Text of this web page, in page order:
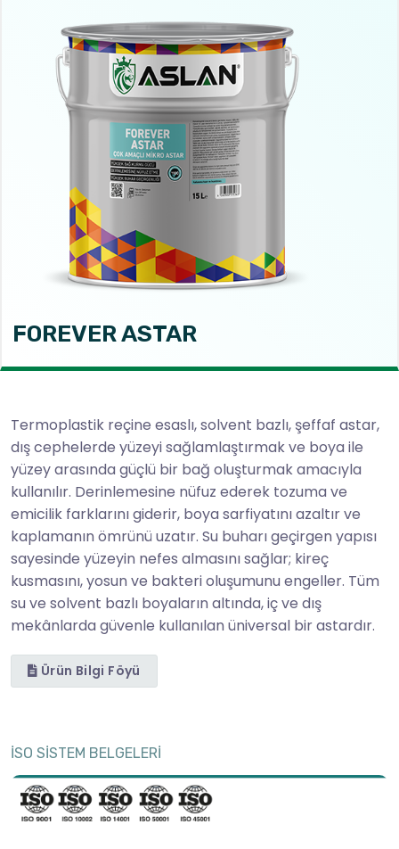
FOREVER ASTAR
Termoplastik reçine esaslı, solvent bazlı, şeffaf astar,
dış cephelerde yüzeyi sağlamlaştırmak ve boya ile
yüzey arasında güçlü bir bağ oluşturmak amacıyla
kullanılır. Derinlemesine nüfuz ederek tozuma ve
emicilik farklarını giderir, boya sarfiyatını azaltır ve
kaplamanın ömrünü uzatır. Su buharı geçirgen yapısı
sayesinde yüzeyin nefes almasını sağlar; kireç
kusmasını, yosun ve bakteri oluşumunu engeller. Tüm
su ve solvent bazlı boyaların altında, iç ve dış
mekânlarda güvenle kullanılan üniversal bir astardır.
Ürün Bilgi Föyü
İSO SİSTEM BELGELERİ